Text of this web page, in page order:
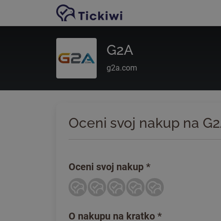
Preskoči na glavno vsebino
G2A
g2a.com
Oceni svoj nakup na
Oceni svoj nakup *
O nakupu na kratko *